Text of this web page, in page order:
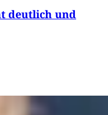
deutlich und